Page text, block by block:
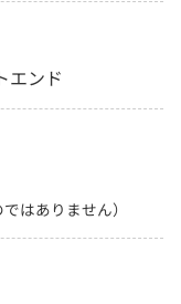
エンド
はありません）